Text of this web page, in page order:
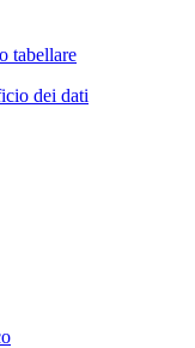
tabellare
dei dati